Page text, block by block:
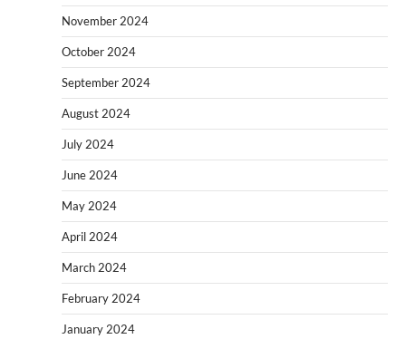
November 2024
October 2024
September 2024
August 2024
July 2024
June 2024
May 2024
April 2024
March 2024
February 2024
January 2024